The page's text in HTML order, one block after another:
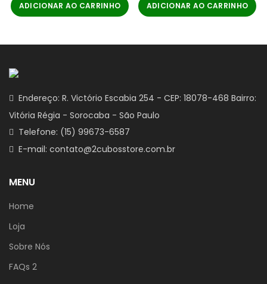
ADICIONAR AO CARRINHO ADICIONAR AO CARRINHO
Endereço: R. Victório Escabia 254 - CEP: 18078-468 Bairro:
Vitória Régia - Sorocaba - São Paulo
Telefone: (15) 99673-6587
E-mail: contato@2cubosstore.com.br
MENU
Home
Loja
Sobre Nós
FAQs 2